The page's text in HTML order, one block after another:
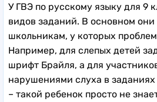
У ГВЭ по русскому языку для 9
видов заданий. В основном
школьникам, у которых
Например, для слепых детей
шрифт Брайля, а для
нарушениями слуха в
– такой ребенок просто не